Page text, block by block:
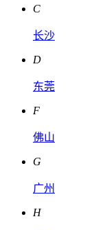
C
长沙
D
东莞
F
佛山
G
广州
H